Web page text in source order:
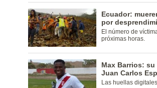
Ecuador:
por
El número de
próximas horas.
Max Barrios:
Juan Carlos
Las huellas